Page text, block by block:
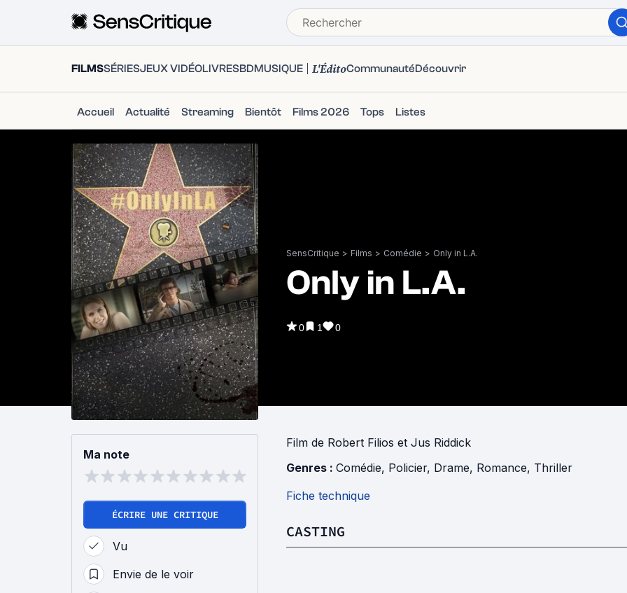
FILMSSÉRIESJEUX VIDÉOLIVRESBDMUSIQUE L'ÉditoCommunautéDécouvrir
Accueil Actualité Streaming Bientôt Films 2026 Tops Listes
SensCritique > Films > Comédie > Only in L.A.
Only in L.A.
0 1 0
Ma note
ÉCRIRE UNE CRITIQUE
Vu
Envie de le voir
Film de Robert Filios et Jus Riddick
Genres : Comédie, Policier, Drame, Romance, Thriller
Fiche technique
CASTING